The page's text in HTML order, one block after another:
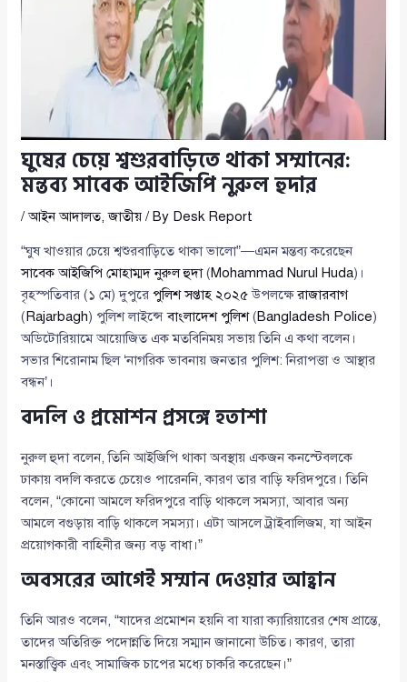
ঘুষের চেয়ে শ্বশুরবাড়িতে থাকা সম্মানের:
মন্তব্য সাবেক আইজিপি নুরুল হুদার
/আইন আদালত,জাতীয় / By Desk Report
“ঘুষ খাওয়ার চেয়ে শ্বশুরবাড়িতে থাকা ভালো”—এমন মন্তব্য করেছেন
সাবেক আইজিপি মোহাম্মদ নুরুল হুদা(Mohammad Nurul Huda)।
বৃহস্পতিবার (১ মে) দুপুরে পুলিশ সপ্তাহ ২০২৫উপলক্ষেরাজারবাগ
(Rajarbagh) পুলিশ লাইন্সেবাংলাদেশ পুলিশ(Bangladesh Police)
অডিটোরিয়ামে আয়োজিত এক মতবিনিময় সভায় তিনি এ কথা বলেন।
সভার শিরোনাম ছিল ‘নাগরিক ভাবনায় জনতার পুলিশ: নিরাপত্তা ও আস্থার
বন্ধন’।
বদলি ও প্রমোশন প্রসঙ্গে হতাশা
নুরুল হুদা বলেন, তিনি আইজিপি থাকা অবস্থায় একজন কনস্টেবলকে
ঢাকায় বদলি করতে চেয়েও পারেননি, কারণ তার বাড়ি ফরিদপুরে। তিনি
বলেন, “কোনো আমলে ফরিদপুরে বাড়ি থাকলে সমস্যা, আবার অন্য
আমলে বগুড়ায় বাড়ি থাকলে সমস্যা। এটা আসলে ট্রাইবালিজম, যা আইন
প্রয়োগকারী বাহিনীর জন্য বড় বাধা।”
অবসরের আগেই সম্মান দেওয়ার আহ্বান
তিনি আরও বলেন, “যাদের প্রমোশন হয়নি বা যারা ক্যারিয়ারের শেষ প্রান্তে,
তাদের অতিরিক্ত পদোন্নতি দিয়ে সম্মান জানানো উচিত। কারণ, তারা
মনস্তাত্ত্বিক এবং সামাজিক চাপের মধ্যে চাকরি করেছেন।”